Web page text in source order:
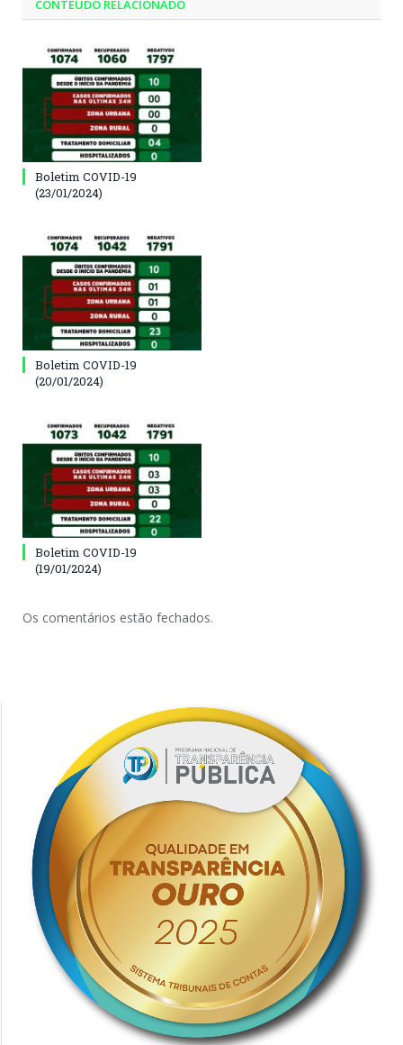
CONTEÚDO RELACIONADO
Boletim COVID-19
(23/01/2024)
Boletim COVID-19
(20/01/2024)
Boletim COVID-19
(19/01/2024)
Os comentários estão fechados.